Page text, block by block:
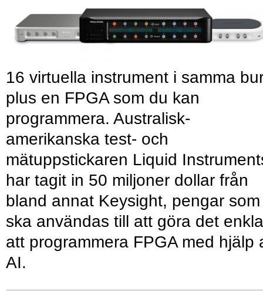
16 virtuella instrument i samma
plus en FPGA som du kan
programmera. Australisk-
amerikanska test- och
mätuppstickaren Liquid
har tagit in 50 miljoner dollar från
bland annat Keysight, pengar som
ska användas till att göra det
att programmera FPGA med hjälp
AI.